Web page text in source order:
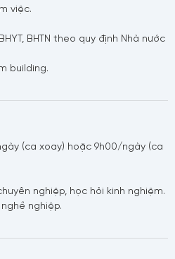
việc.
BHTN theo quy định Nhà nước
building.
(ca xoay) hoặc 9h00/ngày (ca
nghiệp, học hỏi kinh nghiệm.
nghiệp.